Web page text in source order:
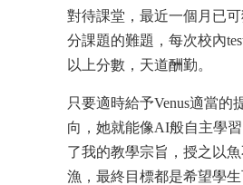
對待課堂，最近一個月已
分課題的難題，每次校內
以上分數，天道酬勤。
只要適時給予Venus適當的
向，她就能像AI般自主學
了我的教學宗旨，授之以
漁，最終目標都是希望學